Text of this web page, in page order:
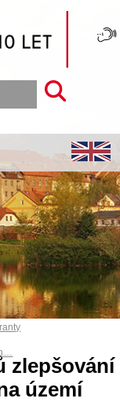
zlepšování
území